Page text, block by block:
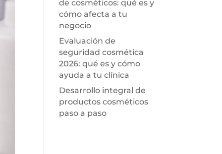
de cosméticos: qué es y
cómo afecta a tu
negocio
Evaluación de
seguridad cosmética
2026: qué es y cómo
ayuda a tu clínica
Desarrollo integral de
productos cosméticos
paso a paso